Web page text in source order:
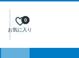
お気に入り
0